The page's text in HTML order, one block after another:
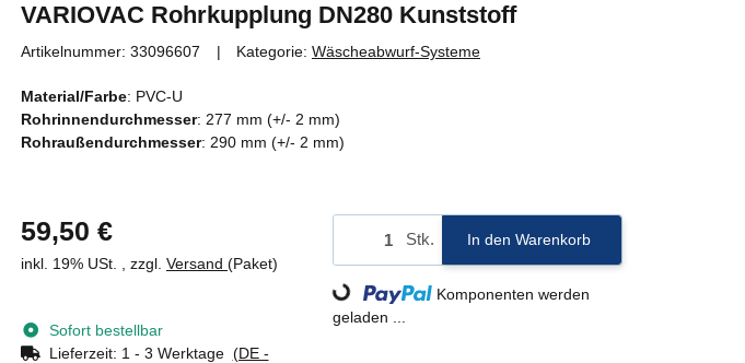
VARIOVAC Rohrkupplung DN280 Kunststoff
Artikelnummer: 33096607 Kategorie: Wäscheabwurf-Systeme
Material/Farbe: PVC-U
Rohrinnendurchmesser: 277 mm (+/- 2 mm)
Rohraußendurchmesser: 290 mm (+/- 2 mm)
59,50 €
inkl. 19% USt. , zzgl. Versand (Paket)
Sofort bestellbar
Lieferzeit: 1 - 3 Werktage (DE -
Stk. In den Warenkorb
Loading...
Komponenten werden
geladen ...